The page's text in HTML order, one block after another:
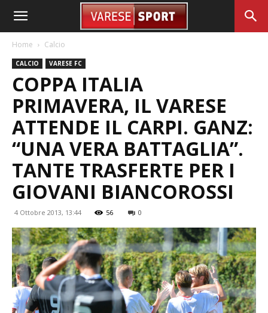
Home Calcio
CALCIO VARESE FC
COPPA ITALIA
PRIMAVERA, IL VARESE
ATTENDE IL CARPI. GANZ:
“UNA VERA BATTAGLIA”.
TANTE TRASFERTE PER I
GIOVANI BIANCOROSSI
4 Ottobre 2013, 13:44 56 0